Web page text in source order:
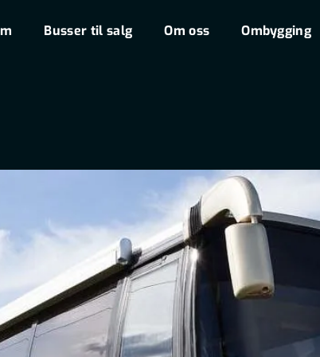
Busser til salg Om oss Ombygging